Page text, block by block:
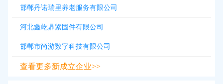
邯郸丹诺瑞里养老服务有限公司
河北鑫屹鼎紧固件有限公司
邯郸市尚游数字科技有限公司
查看更多新成立企业>>